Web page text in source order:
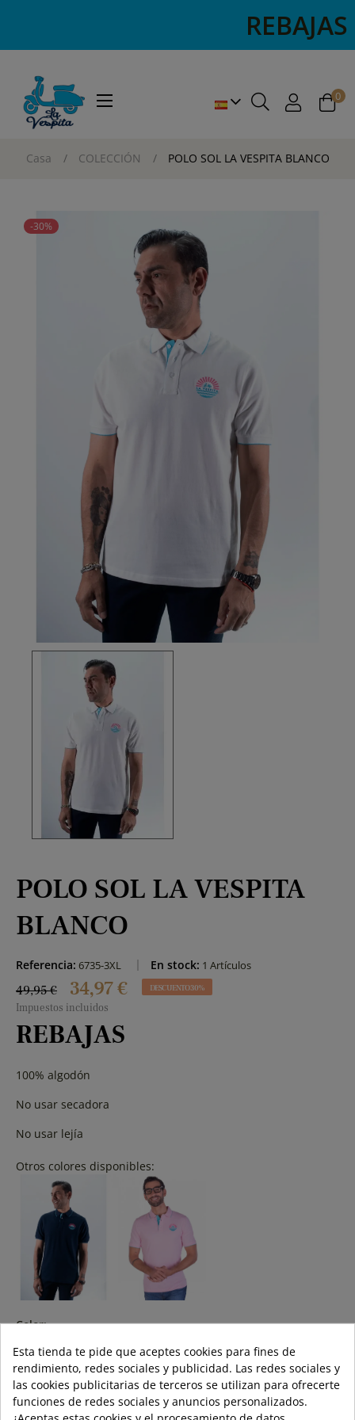
REBAJAS
Navegación
☰ 0
Casa COLECCIÓN POLO SOL LA VESPITA BLANCO
-30%
POLO SOL LA VESPITA
BLANCO
Referencia: 6735-3XL En stock: 1 Artículos
49,95 € 34,97 € DESCUENTO 30%
Impuestos incluidos
REBAJAS
100% algodón
No usar secadora
No usar lejía
Otros colores disponibles:
Color:
Talla:
Esta tienda te pide que aceptes cookies para fines de
rendimiento, redes sociales y publicidad. Las redes sociales y
las cookies publicitarias de terceros se utilizan para ofrecerte
funciones de redes sociales y anuncios personalizados.